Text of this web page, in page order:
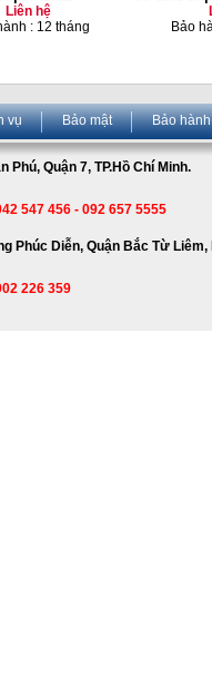
Liên hệ
: 12 tháng
Bảo
vụ Bảo mật Bảo hành
Quận 7, TP.Hồ Chí Minh.
547 456 - 092 657 5555
Phúc Diễn, Quận Bắc Từ Liêm,
226 359